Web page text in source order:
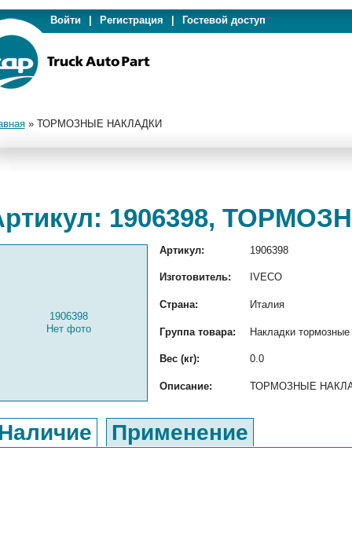
Войти Регистрация Гостевой доступ
» ТОРМОЗНЫЕ НАКЛАДКИ
1906398,
1906398
Нет фото
Артикул: 1906398
Изготовитель: IVECO
Страна: Италия
Группа товара: Накладки тормозные
Вес (кг): 0.0
Описание: ТОРМОЗНЫЕ
Применение